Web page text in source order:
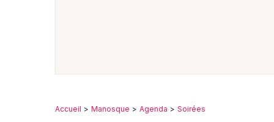
Accueil Manosque Agenda Soirées